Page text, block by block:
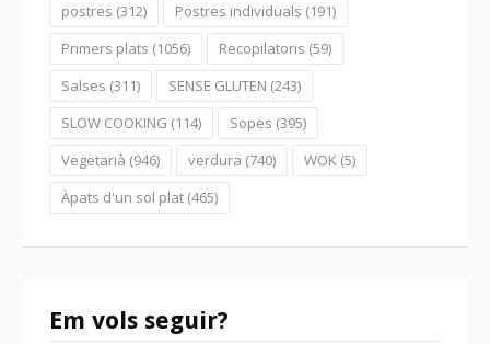
postres (312) Postres individuals (191)
Primers plats (1056) Recopilatoris (59)
Salses (311) SENSE GLUTEN (243)
SLOW COOKING (114) Sopes (395)
Vegetarià (946) verdura (740) WOK (5)
Àpats d'un sol plat (465)
Em vols seguir?